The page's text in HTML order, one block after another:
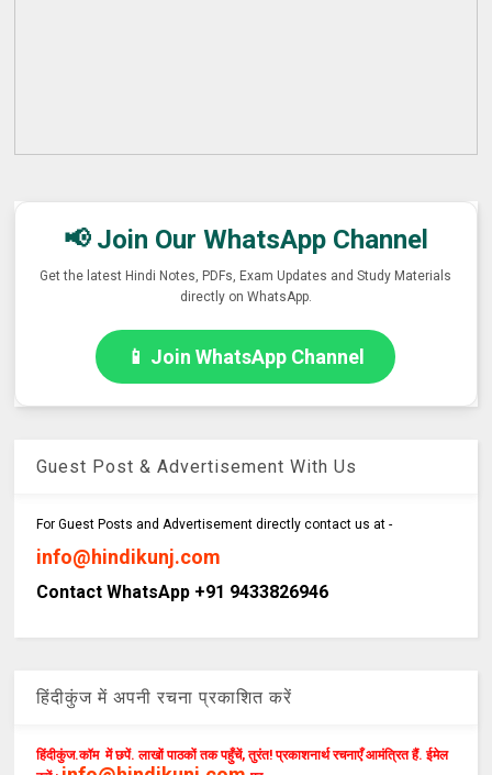
📢 Join Our WhatsApp Channel
Get the latest Hindi Notes, PDFs, Exam Updates and Study Materials
directly on WhatsApp.
📱 Join WhatsApp Channel
Guest Post & Advertisement With Us
For Guest Posts and Advertisement directly contact us at -
info@hindikunj.com
Contact WhatsApp +91 9433826946
हिंदीकुंज में अपनी रचना प्रकाशित करें
हिंदीकुंज.कॉम में छपें. लाखों पाठकों तक पहुँचें, तुरंत! प्रकाशनार्थ रचनाएँ आमंत्रित हैं. ईमेल